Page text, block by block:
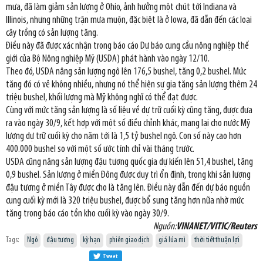
mưa, đã làm giảm sản lượng ở Ohio, ảnh hưởng một chút tới Indiana và
Illinois, nhưng những trận mưa muộn, đặc biệt là ở Iowa, đã dẫn đến các loại
cây trồng có sản lượng tăng.
Điều này đã được xác nhận trong báo cáo Dự báo cung cầu nông nghiệp thế
giới của Bộ Nông nghiệp Mỹ (USDA) phát hành vào ngày 12/10.
Theo đó, USDA nâng sản lượng ngô lên 176,5 bushel, tăng 0,2 bushel. Mức
tăng đó có vẻ không nhiều, nhưng nó thể hiện sự gia tăng sản lượng thêm 24
triệu bushel, khối lượng mà Mỹ không nghĩ có thể đạt được.
Cùng với mức tăng sản lượng là số liệu về dự trữ cuối kỳ cũng tăng, được đưa
ra vào ngày 30/9, kết hợp với một số điều chỉnh khác, mang lại cho nước Mỹ
lượng dự trữ cuối kỳ cho năm tới là 1,5 tỷ bushel ngô. Con số này cao hơn
400.000 bushel so với một số ước tính chỉ vài tháng trước.
USDA cũng nâng sản lượng đậu tương quốc gia dự kiến lên 51,4 bushel, tăng
0,9 bushel. Sản lượng ở miền Đông được duy trì ổn định, trong khi sản lượng
đậu tương ở miền Tây được cho là tăng lên. Điều này dẫn đến dự báo nguồn
cung cuối kỳ mới là 320 triệu bushel, được bổ sung tăng hơn nữa nhờ mức
tăng trong báo cáo tồn kho cuối kỳ vào ngày 30/9.
Nguồn:VINANET/VITIC/Reuters
Tags: Ngô đậu tương kỳ hạn phiên giao dịch giá lúa mì thời tiết thuận lợi
Tweet